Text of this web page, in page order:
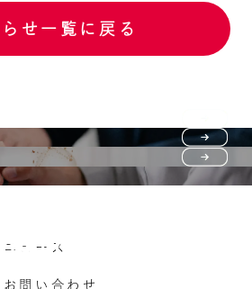
せ一覧に戻る
質問
ニュース
お問い合わせ